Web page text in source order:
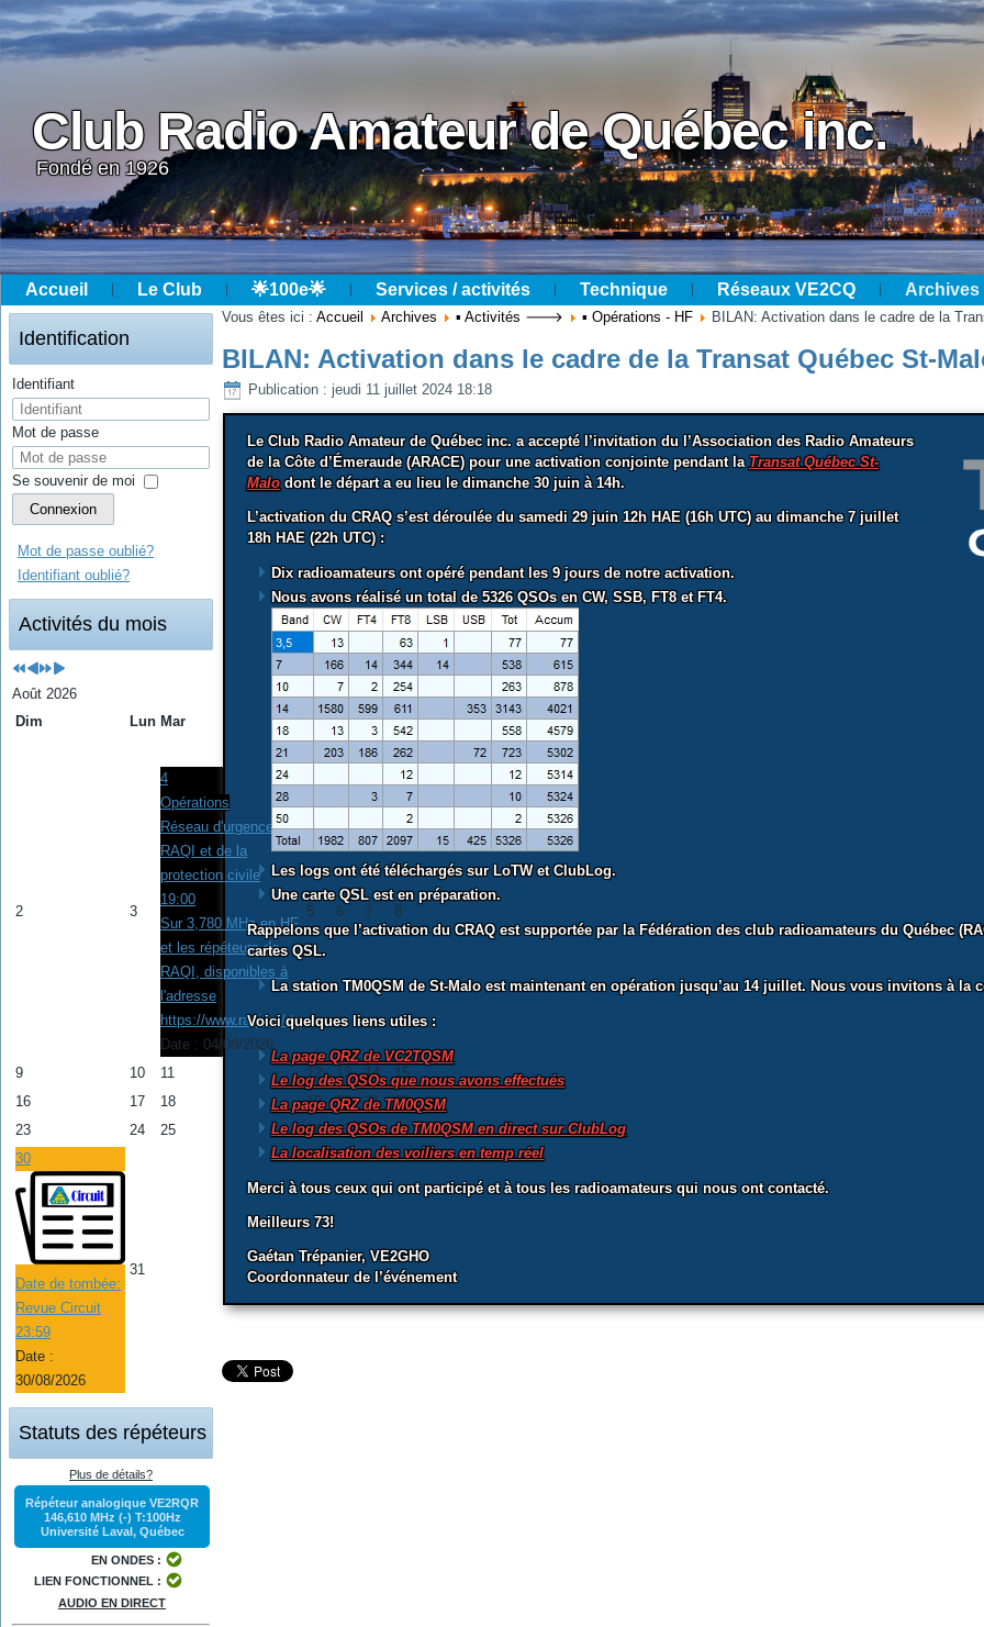
Club Radio Amateur de Québec inc.
Fondé en 1926
Accueil Le Club 🌟100e🌟 Services / activités Technique Réseaux VE2CQ Archives
Identification
Identifiant
Mot de passe
Se souvenir de moi
Connexion
Mot de passe oublié?
Identifiant oublié?
Activités du mois
Année
précédente
Mois
précédent
Année
suivante
Mois
suivant
Août 2026
Dim
Lun Mar Mer Jeu Ven Sam
1
2 3
4
Opérations
Réseau d'urgence de
RAQI et de la
protection civile
19:00
Sur 3,780 MHz en HF
et les répéteurs de
RAQI, disponibles à
l'adresse
https://www.raqi.ca/rtq
Date : 04/08/2026
5 6 7 8
9 10 11 12 13 14
15
16
17 18 19 20 21
22
23
24 25 26 27 28
29
30
Date de tombée:
Revue Circuit
23:59
Date :
30/08/2026
31
Statuts des répéteurs
Plus de détails?
Répéteur analogique VE2RQR
146,610 MHz (-) T:100Hz
Université Laval, Québec
EN ONDES :
LIEN FONCTIONNEL :
AUDIO EN DIRECT
Vous êtes ici : Accueil Archives ▪ Activités 🡒 ▪ Opérations - HF BILAN: Activation dans le cadre de la
BILAN: Activation dans le cadre de la Transat Québec St-
Publication : jeudi 11 juillet 2024 18:18
Le Club Radio Amateur de Québec inc. a accepté l’invitation du l’Association des Radio Amateurs
de la Côte d’Émeraude (ARACE) pour une activation conjointe pendant laTransat Québec St-
Malodont le départ a eu lieu le dimanche 30 juin à 14h.
L’activation du CRAQ s’est déroulée du samedi 29 juin 12h HAE (16h UTC) au dimanche 7 juillet
18h HAE (22h UTC) :
Dix radioamateurs ont opéré pendant les 9 jours de notre activation.
Nous avons réalisé untotal de 5326 QSOs en CW, SSB, FT8 et FT4.
Les logs ont été téléchargés sur LoTW et ClubLog.
Une carte QSL est en préparation.
Rappelons que l’activation du CRAQ est supportée par la Fédération des club radioamateurs du Québec
cartes QSL.
La station TM0QSM de St-Malo est maintenant en opération jusqu’au 14 juillet. Nous vous invitons à la
Voici quelques liens utiles :
La page QRZ de VC2TQSM
Le log des QSOs que nous avons effectués
La page QRZ de TM0QSM
Le log des QSOs de TM0QSM en direct sur ClubLog
La localisation des voiliers en temp réel
Merci à tous ceux qui ont participé et à tous les radioamateurs qui nous ont contacté.
Meilleurs 73!
Gaétan Trépanier, VE2GHO
Coordonnateur de l’événement